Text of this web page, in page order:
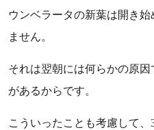
ウンベラータの新葉は開き
ません。
それは翌朝には何らかの原
があるからです。
こういったことも考慮して